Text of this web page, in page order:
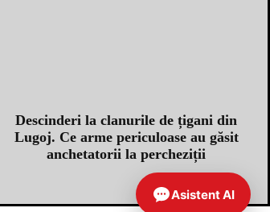
Descinderi la clanurile de țigani din
Lugoj. Ce arme periculoase au găsit
anchetatorii la percheziții
Asistent AI